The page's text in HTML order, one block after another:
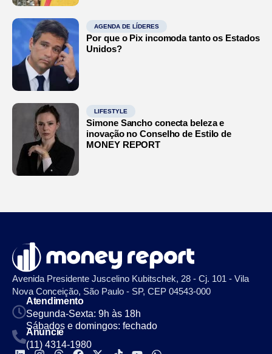
AGENDA DE LÍDERES
Por que o Pix incomoda tanto os Estados
Unidos?
LIFESTYLE
Simone Sancho conecta beleza e
inovação no Conselho de Estilo de
MONEY REPORT
Avenida Presidente Juscelino Kubitschek, 28 - Cj. 101 - Vila
Nova Conceição, São Paulo - SP, CEP 04543-000
Atendimento
Segunda-Sexta: 9h às 18h
Sábados e domingos: fechado
Anuncie
(11) 4314-1980